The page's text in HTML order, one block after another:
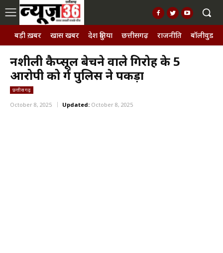
बड़ी ख़बर खास खबर देश दुनिया छत्तीसगढ़ राजनीति बॉलीवुड,
नशीली कैप्सूल बेचने वाले गिरोह के 5
आरोपी को दुर्ग पुलिस ने पकड़ा
छत्तीसगढ़
October 8, 2025 Updated: October 8, 2025